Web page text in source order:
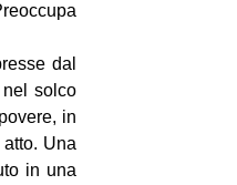
dal
nel solco
in
Una
in una